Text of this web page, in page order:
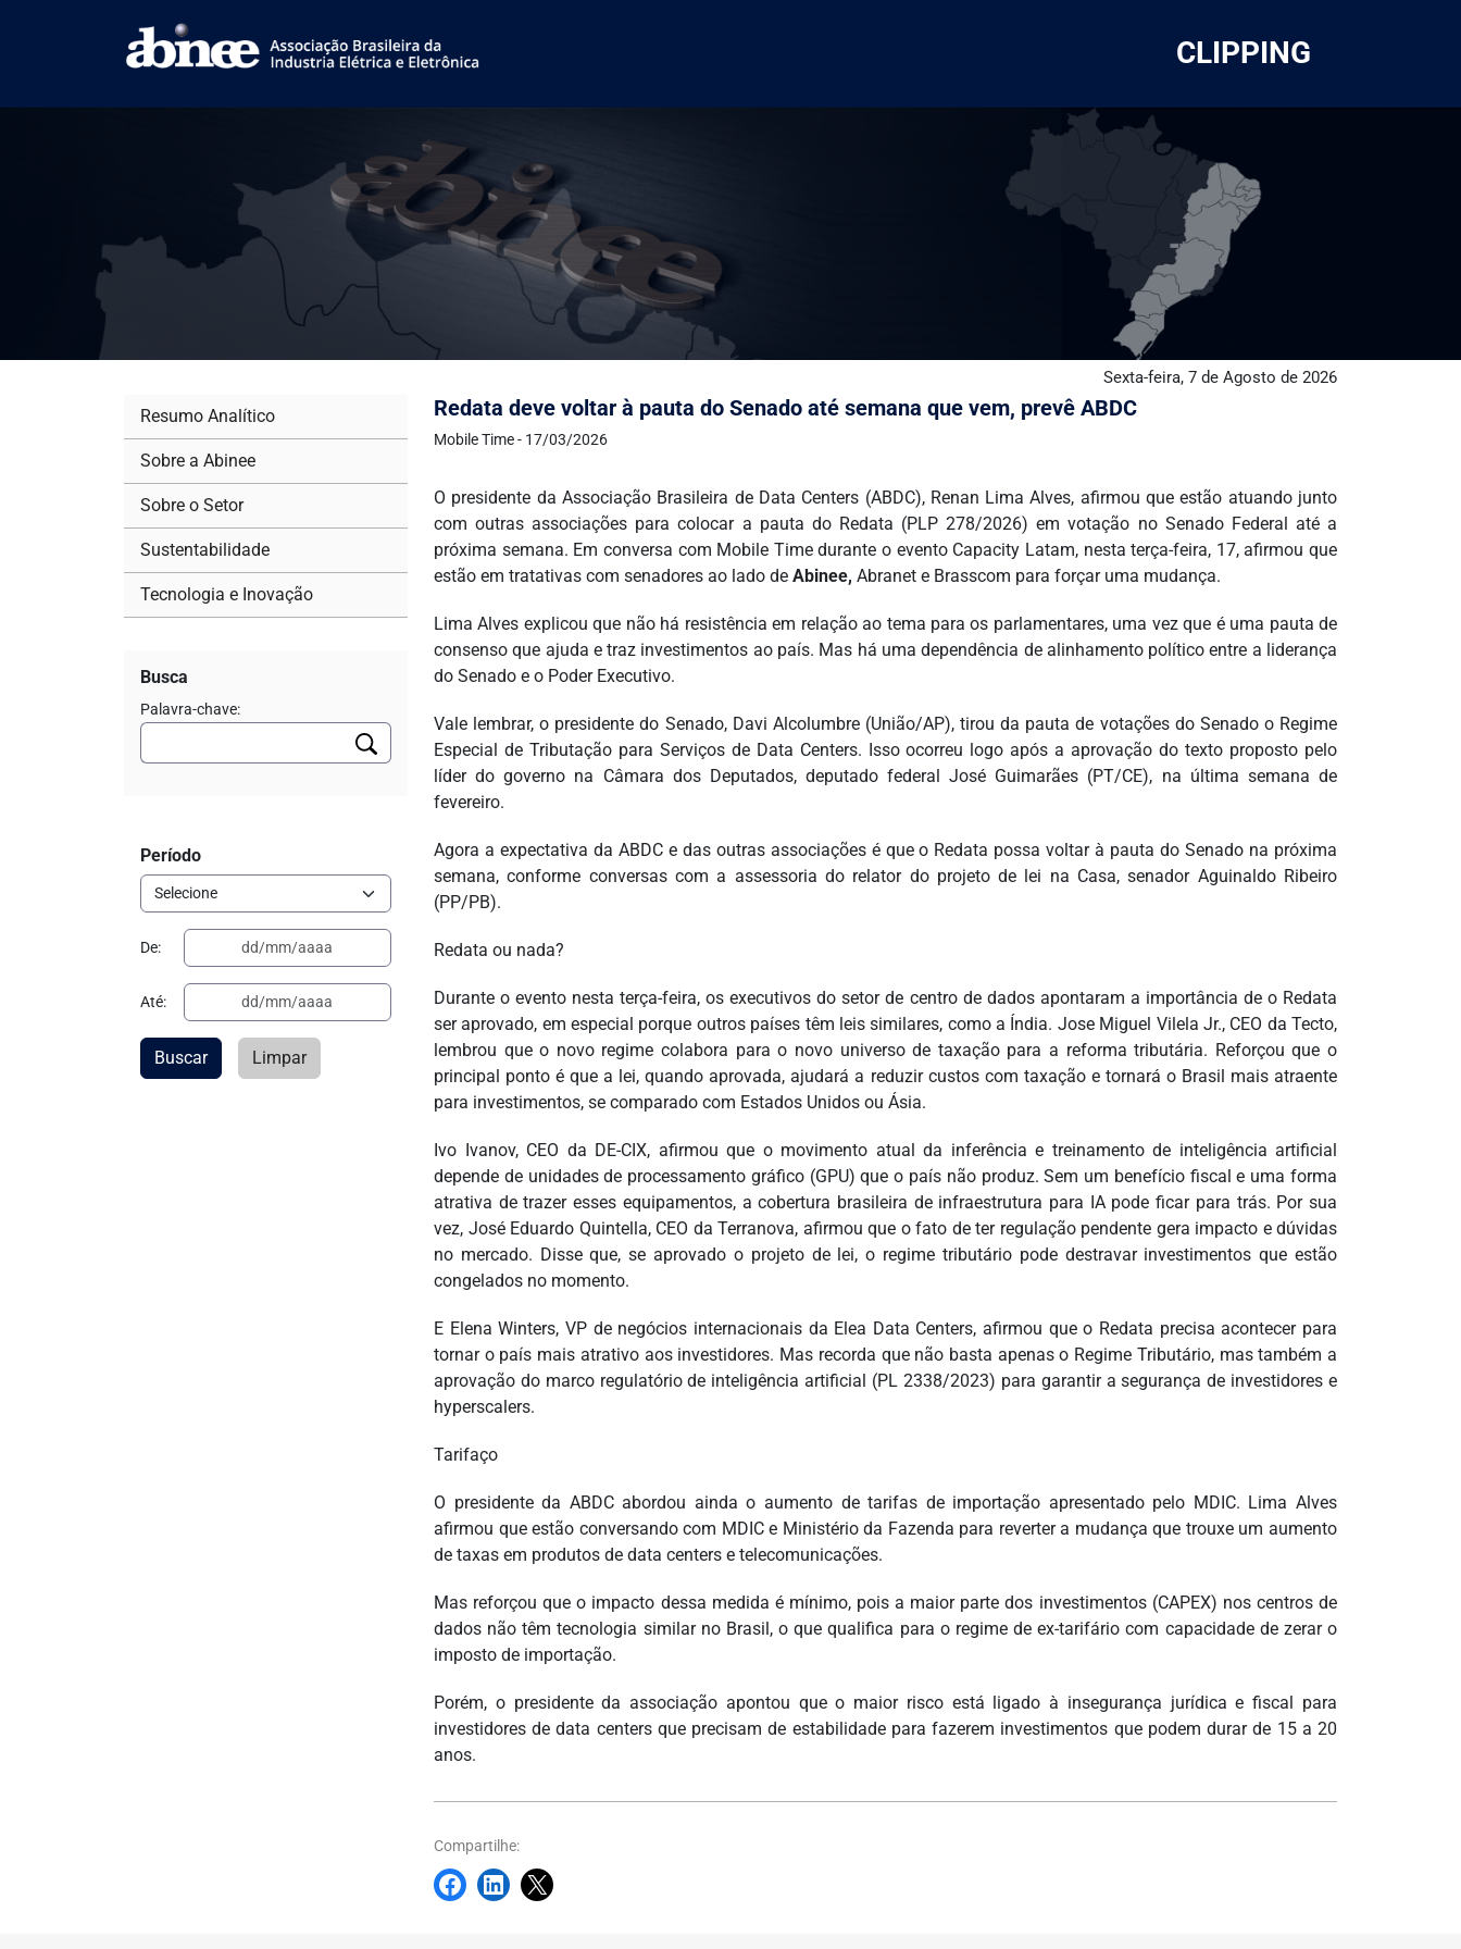
CLIPPING
Sexta-feira, 7 de Agosto de 2026
Redata deve voltar à pauta do Senado até semana que vem, prevê ABDC
Mobile Time - 17/03/2026
O presidente da Associação Brasileira de Data Centers (ABDC), Renan Lima Alves, afirmou que estão atuando junto
com outras associações para colocar a pauta do Redata (PLP 278/2026) em votação no Senado Federal até a
próxima semana. Em conversa com Mobile Time durante o evento Capacity Latam, nesta terça-feira, 17, afirmou que
estão em tratativas com senadores ao lado de Abinee, Abranet e Brasscom para forçar uma mudança.
Lima Alves explicou que não há resistência em relação ao tema para os parlamentares, uma vez que é uma pauta de
consenso que ajuda e traz investimentos ao país. Mas há uma dependência de alinhamento político entre a liderança
do Senado e o Poder Executivo.
Vale lembrar, o presidente do Senado, Davi Alcolumbre (União/AP), tirou da pauta de votações do Senado o Regime
Especial de Tributação para Serviços de Data Centers. Isso ocorreu logo após a aprovação do texto proposto pelo
líder do governo na Câmara dos Deputados, deputado federal José Guimarães (PT/CE), na última semana de
fevereiro.
Agora a expectativa da ABDC e das outras associações é que o Redata possa voltar à pauta do Senado na próxima
semana, conforme conversas com a assessoria do relator do projeto de lei na Casa, senador Aguinaldo Ribeiro
(PP/PB).
Redata ou nada?
Durante o evento nesta terça-feira, os executivos do setor de centro de dados apontaram a importância de o Redata
ser aprovado, em especial porque outros países têm leis similares, como a Índia. Jose Miguel Vilela Jr., CEO da Tecto,
lembrou que o novo regime colabora para o novo universo de taxação para a reforma tributária. Reforçou que o
principal ponto é que a lei, quando aprovada, ajudará a reduzir custos com taxação e tornará o Brasil mais atraente
para investimentos, se comparado com Estados Unidos ou Ásia.
Ivo Ivanov, CEO da DE-CIX, afirmou que o movimento atual da inferência e treinamento de inteligência artificial
depende de unidades de processamento gráfico (GPU) que o país não produz. Sem um benefício fiscal e uma forma
atrativa de trazer esses equipamentos, a cobertura brasileira de infraestrutura para IA pode ficar para trás. Por sua
vez, José Eduardo Quintella, CEO da Terranova, afirmou que o fato de ter regulação pendente gera impacto e dúvidas
no mercado. Disse que, se aprovado o projeto de lei, o regime tributário pode destravar investimentos que estão
congelados no momento.
E Elena Winters, VP de negócios internacionais da Elea Data Centers, afirmou que o Redata precisa acontecer para
tornar o país mais atrativo aos investidores. Mas recorda que não basta apenas o Regime Tributário, mas também a
aprovação do marco regulatório de inteligência artificial (PL 2338/2023) para garantir a segurança de investidores e
hyperscalers.
Tarifaço
O presidente da ABDC abordou ainda o aumento de tarifas de importação apresentado pelo MDIC. Lima Alves
afirmou que estão conversando com MDIC e Ministério da Fazenda para reverter a mudança que trouxe um aumento
de taxas em produtos de data centers e telecomunicações.
Mas reforçou que o impacto dessa medida é mínimo, pois a maior parte dos investimentos (CAPEX) nos centros de
dados não têm tecnologia similar no Brasil, o que qualifica para o regime de ex-tarifário com capacidade de zerar o
imposto de importação.
Porém, o presidente da associação apontou que o maior risco está ligado à insegurança jurídica e fiscal para
investidores de data centers que precisam de estabilidade para fazerem investimentos que podem durar de 15 a 20
anos.
Compartilhe:
Resumo Analítico
Sobre a Abinee
Sobre o Setor
Sustentabilidade
Tecnologia e Inovação
Busca
Palavra-chave:
Período
De:
Até:
Buscar Limpar